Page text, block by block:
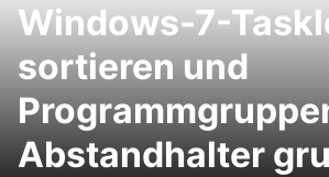
Windows-7-
sortieren und
Abstandhalter